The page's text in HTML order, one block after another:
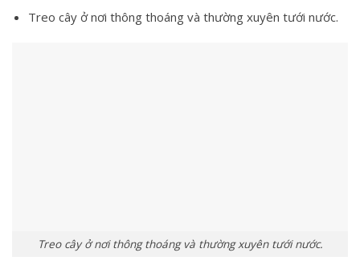
Treo cây ở nơi thông thoáng và thường xuyên tưới nước.
Treo cây ở nơi thông thoáng và thường xuyên tưới nước.